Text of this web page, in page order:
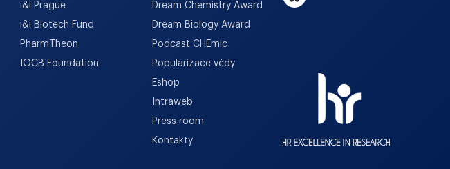
i&i Prague
i&i Biotech Fund
PharmTheon
IOCB Foundation
Dream Chemistry Award
Dream Biology Award
Podcast CHEmic
Popularizace vědy
Eshop
Intraweb
Press room
Kontakty